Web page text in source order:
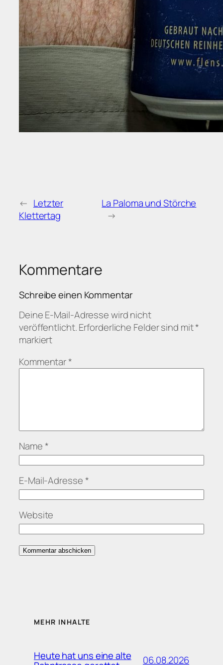
← Letzter
Klettertag
La Paloma und Störche
→
Kommentare
Schreibe einen Kommentar
Deine E-Mail-Adresse wird nicht
veröffentlicht.Erforderliche Felder sind mit*
markiert
Kommentar*
Name *
E-Mail-Adresse *
Website
MEHR INHALTE
Heute hat uns eine alte 06.08.2026